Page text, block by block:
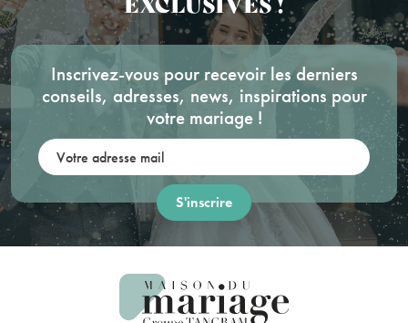
Inscrivez-vous pour recevoir les derniers
conseils, adresses, news, inspirations pour
votre mariage !